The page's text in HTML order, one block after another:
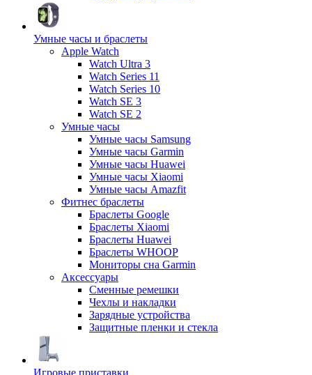
Умные часы и браслеты
Apple Watch
Watch Ultra 3
Watch Series 11
Watch Series 10
Watch SE 3
Watch SE 2
Умные часы
Умные часы Samsung
Умные часы Garmin
Умные часы Huawei
Умные часы Xiaomi
Умные часы Amazfit
Фитнес браслеты
Браслеты Google
Браслеты Xiaomi
Браслеты Huawei
Браслеты WHOOP
Мониторы сна Garmin
Аксессуары
Сменные ремешки
Чехлы и накладки
Зарядные устройства
Защитные пленки и стекла
Игровые приставки